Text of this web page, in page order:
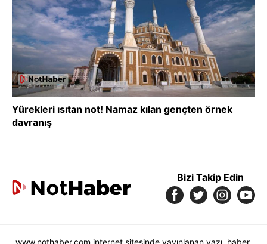
Yürekleri ısıtan not! Namaz kılan gençten örnek
davranış
Bizi Takip Edin
www.nothaber.com internet sitesinde yayınlanan yazı, haber,